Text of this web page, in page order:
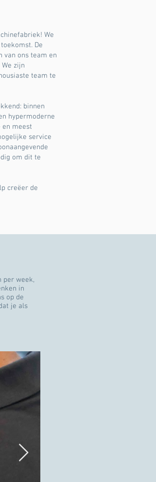
We
De
van ons team en
zijn
team te
binnen
hypermoderne
en meest
service
om dit te
creëer de
per week,
in
op de
je als